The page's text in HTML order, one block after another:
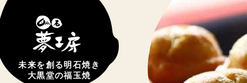
未来を創る明石焼き
大黒堂の福玉焼